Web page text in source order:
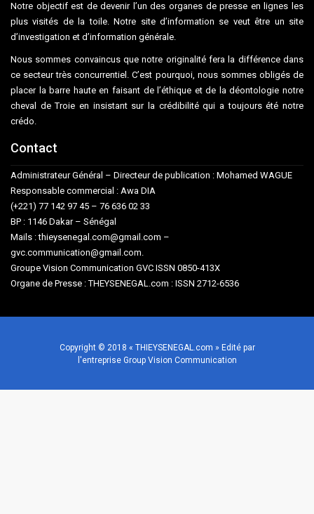
Notre objectif est de devenir l’un des organes de presse en lignes les
plus visités de la toile. Notre site d’information se veut être un site
d’investigation et d’information générale.
Nous sommes convaincus que notre originalité fera la différence dans
ce secteur très concurrentiel. C’est pourquoi, nous sommes obligés de
placer la barre haute en faisant de l’éthique et de la déontologie notre
cheval de Troie en insistant sur la crédibilité qui a toujours été notre
crédo.
Contact
Administrateur Général – Directeur de publication : Mohamed WAGUE
Responsable commercial : Awa DIA
(+221) 77 142 97 45 – 76 636 02 33
BP : 1146 Dakar – Sénégal
Mails : thieysenegal.com@gmail.com –
gvc.communication@gmail.com.
Groupe Vision Communication GVC ISSN 0850-413X
Organe de Presse : THEYSENEGAL.com : ISSN 2712-6536
Copyright © 2018 « THIEYSENEGAL.com » Edité par
l'entreprise Group Vision Communication